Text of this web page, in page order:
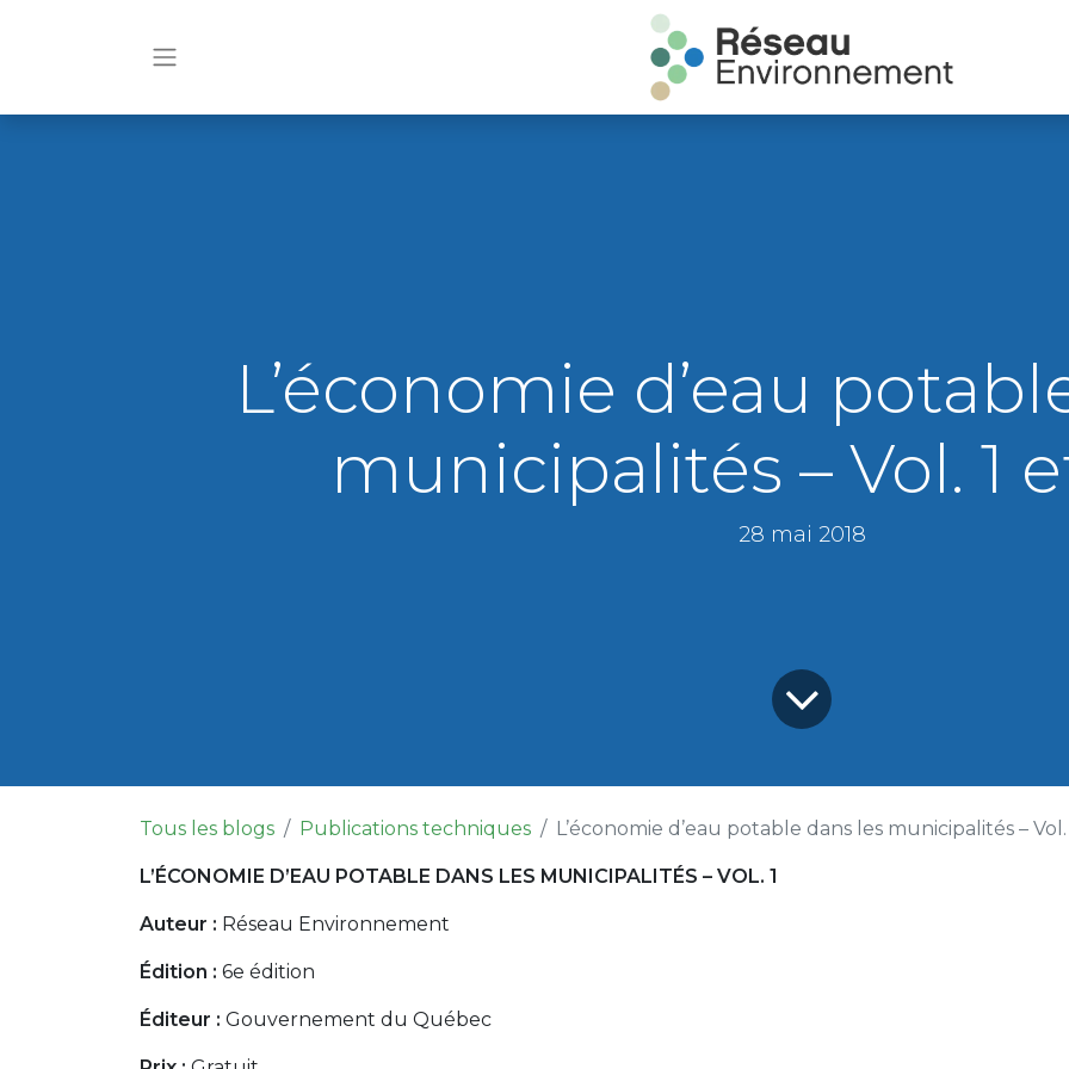
L’économie d’eau
municipalités – Vol. 1
28 mai 2018
Tous les blogs Publications techniques L’économie d’eau potable dans les municipalités – Vol.
L’ÉCONOMIE D’EAU POTABLE DANS LES MUNICIPALITÉS – VOL. 1
Auteur : Réseau Environnement
Édition : 6e édition
Éditeur : Gouvernement du Québec